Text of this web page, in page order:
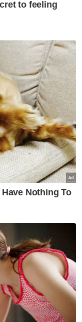
2026
penceroboh
juta
Pahang
hala
negeri